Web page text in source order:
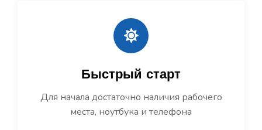
Быстрый старт
Для начала достаточно наличия рабочего
места, ноутбука и телефона